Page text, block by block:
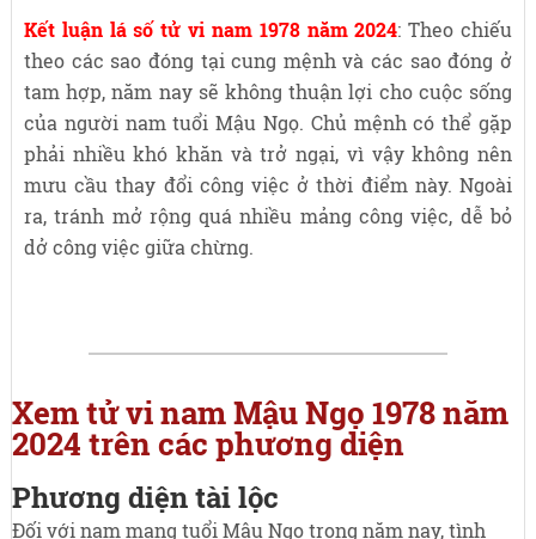
Kết luận lá số tử vi nam 1978 năm 2024: Theo chiếu
theo các sao đóng tại cung mệnh và các sao đóng ở
tam hợp, năm nay sẽ không thuận lợi cho cuộc sống
của người nam tuổi Mậu Ngọ. Chủ mệnh có thể gặp
phải nhiều khó khăn và trở ngại, vì vậy không nên
mưu cầu thay đổi công việc ở thời điểm này. Ngoài
ra, tránh mở rộng quá nhiều mảng công việc, dễ bỏ
dở công việc giữa chừng.
Xem tử vi nam Mậu Ngọ 1978 năm
2024 trên các phương diện
Phương diện tài lộc
Đối với nam mạng tuổi Mậu Ngọ trong năm nay, tình